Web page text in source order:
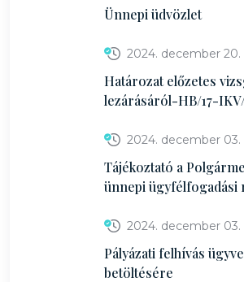
Ünnepi üdvözlet
2024. december 20.
Határozat előzetes
lezárásáról-HB/17-
2024. december 03.
Tájékoztató a
ünnepi ügyfélfogadási
2024. december 03.
Pályázati felhívás
betöltésére